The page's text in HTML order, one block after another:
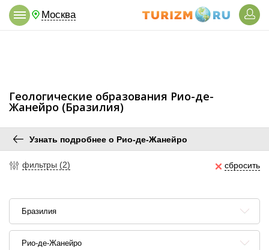
Москва
Геологические образования Рио-де-
Жанейро (Бразилия)
Узнать подробнее о Рио-де-Жанейро
фильтры (2) сбросить
Бразилия
Рио-де-Жанейро